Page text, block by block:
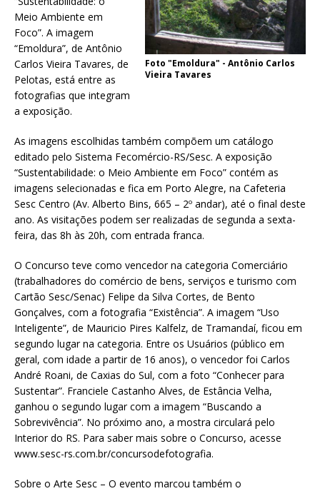
Foto "Emoldura" - Antônio Carlos
Vieira Tavares
Meio Ambiente em
Foco”. A imagem
“Emoldura”, de Antônio
Carlos Vieira Tavares, de
Pelotas, está entre as
fotografias que integram
a exposição.
As imagens escolhidas também compõem um catálogo
editado pelo Sistema Fecomércio-RS/Sesc. A exposição
“Sustentabilidade: o Meio Ambiente em Foco” contém as
imagens selecionadas e fica em Porto Alegre, na Cafeteria
Sesc Centro (Av. Alberto Bins, 665 – 2º andar), até o final deste
ano. As visitações podem ser realizadas de segunda a sexta-
feira, das 8h às 20h, com entrada franca.
O Concurso teve como vencedor na categoria Comerciário
(trabalhadores do comércio de bens, serviços e turismo com
Cartão Sesc/Senac) Felipe da Silva Cortes, de Bento
Gonçalves, com a fotografia “Existência”. A imagem “Uso
Inteligente”, de Mauricio Pires Kalfelz, de Tramandaí, ficou em
segundo lugar na categoria. Entre os Usuários (público em
geral, com idade a partir de 16 anos), o vencedor foi Carlos
André Roani, de Caxias do Sul, com a foto “Conhecer para
Sustentar”. Franciele Castanho Alves, de Estância Velha,
ganhou o segundo lugar com a imagem “Buscando a
Sobrevivência”. No próximo ano, a mostra circulará pelo
Interior do RS. Para saber mais sobre o Concurso, acesse
www.sesc-rs.com.br/concursodefotografia.
Sobre o Arte Sesc – O evento marcou também o